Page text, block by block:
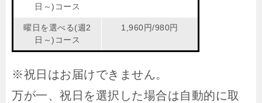
日～)コース
曜日を選べる(週2
日～)コース
1,960円/980円
※祝日はお届けできません。
万が一、祝日を選択した場合は自動的に取